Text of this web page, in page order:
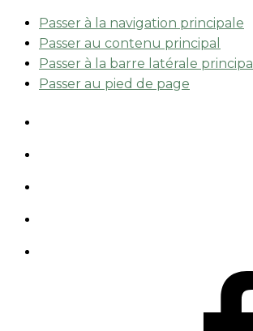
Passer à la navigation principale
Passer au contenu principal
Passer à la barre latérale
Passer au pied de page